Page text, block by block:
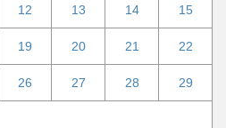
12 13 14 15
19 20 21 22
26 27 28 29